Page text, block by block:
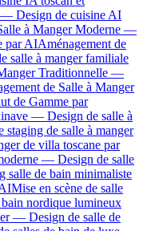
— Design de cuisine AI
à Manger Moderne —
par AIAménagement de
salle à manger familiale
Traditionnelle —
de Salle à Manger
de Gamme par
— Design de salle à
staging de salle à manger
de villa toscane par
— Design de salle
salle de bain minimaliste
Mise en scène de salle
nordique lumineux
— Design de salle de